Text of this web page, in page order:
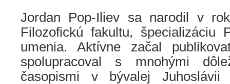
Jordan Pop-Iliev sa narodil v
Filozofickú fakultu, špecializáciu
umenia. Aktívne začal
spolupracoval s mnohými
časopismi v bývalej Juhoslávii